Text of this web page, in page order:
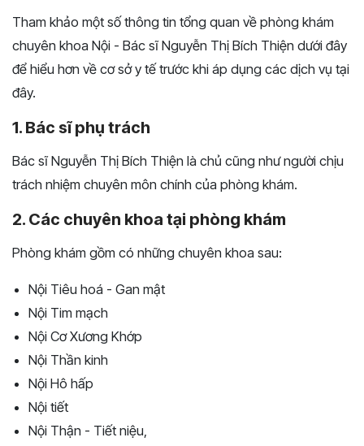
Tham khảo một số thông tin tổng quan về phòng khám
chuyên khoa Nội - Bác sĩ Nguyễn Thị Bích Thiện dưới đây
để hiểu hơn về cơ sở y tế trước khi áp dụng các dịch vụ tại
đây.
1. Bác sĩ phụ trách
Bác sĩ Nguyễn Thị Bích Thiện là chủ cũng như người chịu
trách nhiệm chuyên môn chính của phòng khám.
2. Các chuyên khoa tại phòng khám
Phòng khám gồm có những chuyên khoa sau:
Nội Tiêu hoá - Gan mật
Nội Tim mạch
Nội Cơ Xương Khớp
Nội Thần kinh
Nội Hô hấp
Nội tiết
Nội Thận - Tiết niệu,